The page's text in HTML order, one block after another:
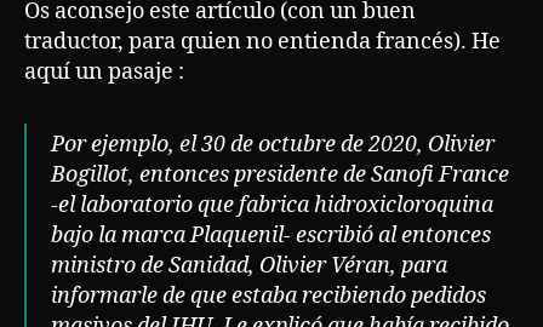
Os aconsejo este artículo (con un buen
traductor, para quien no entienda francés). He
aquí un pasaje :
Por ejemplo, el 30 de octubre de 2020, Olivier
Bogillot, entonces presidente de Sanofi France
-el laboratorio que fabrica hidroxicloroquina
bajo la marca Plaquenil- escribió al entonces
ministro de Sanidad, Olivier Véran, para
informarle de que estaba recibiendo pedidos